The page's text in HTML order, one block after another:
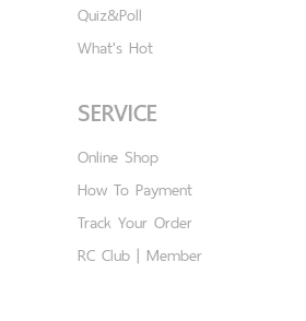
Quiz&Poll
What's Hot
SERVICE
Online Shop
How To Payment
Track Your Order
RC Club | Member